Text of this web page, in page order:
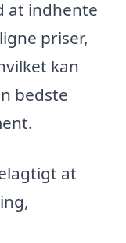
at indhente
priser,
kan
bedste
at